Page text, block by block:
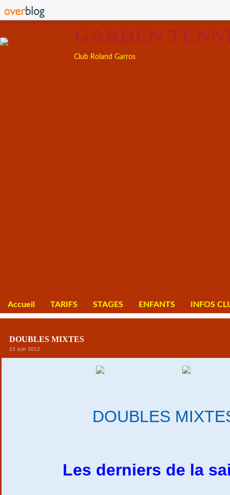
GARDEN
Club Roland Garros
Accueil TARIFS STAGES ENFANTS INFOS
DOUBLES MIXTES
15 Juin 2012
DOUBLES
Les derniers de la